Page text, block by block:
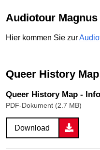
Audiotour
Hier kommen Sie zur
Queer History Map
Queer History Map -
PDF-Dokument (2.7 MB)
Download